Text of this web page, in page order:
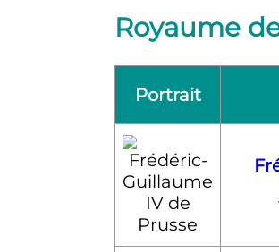
Royaume de
Portrait